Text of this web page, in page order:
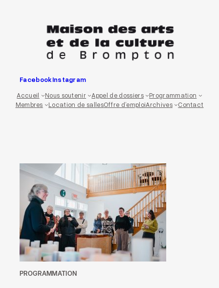
FacebookInstagram
Accueil
Nous soutenir Appel de dossiers
Programmation
Membres
Location de sallesOffre d’emploiArchives Contact
PROGRAMMATION